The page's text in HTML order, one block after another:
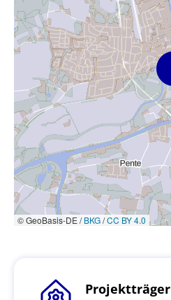
© GeoBasis-DE /BKG/CC BY 4.0
Projektträger